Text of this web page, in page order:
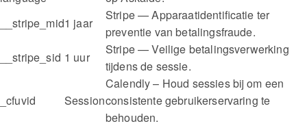
__stripe_mid1 jaar
Stripe — Apparaatidentificatie ter
preventie van betalingsfraude.
__stripe_sid 1 uur
Stripe — Veilige betalingsverwerking
tijdens de sessie.
_cfuvid Session
Calendly – ​​Houd sessies bij om een ​​
consistente gebruikerservaring te
behouden.